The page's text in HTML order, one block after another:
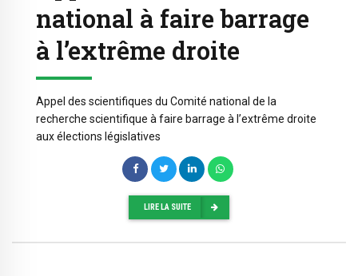
national à faire barrage
à l’extrême droite
Appel des scientifiques du Comité national de la
recherche scientifique à faire barrage à l’extrême droite
aux élections législatives
LIRE LA SUITE